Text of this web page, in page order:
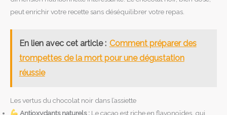
peut enrichir votre recette sans déséquilibrer votre repas.
En lien avec cet article : Comment préparer des
trompettes de la mort pour une dégustation
réussie
Les vertus du chocolat noir dans l’assiette
Antioxydants naturels :Le cacao est riche en flavonoïdes, qui